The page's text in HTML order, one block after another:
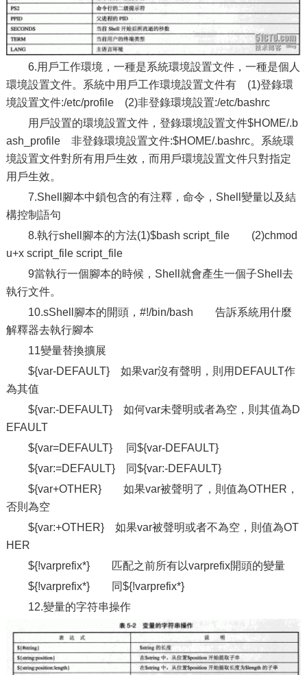
6.用戶工作環境，一種是系統環境設置文件，一種是個人
環境設置文件。系統中用戶工作環境設置文件有 (1)登錄環
境設置文件:/etc/profile (2)非登錄環境設置:/etc/bashrc
用戶設置的環境設置文件，登錄環境設置文件$HOME/.b
ash_profile 非登錄環境設置文件:$HOME/.bashrc。系統環
境設置文件對所有用戶生效，而用戶環境設置文件只對指定
用戶生效。
7.Shell腳本中鎖包含的有注釋，命令，Shell變量以及結
構控制語句
8.執行shell腳本的方法(1)$bash script_file (2)chmod
u+x script_file script_file
9當執行一個腳本的時候，Shell就會產生一個子Shell去
執行文件。
10.sShell腳本的開頭，#!/bin/bash 告訴系統用什麼
解釋器去執行腳本
11變量替換擴展
${var-DEFAULT} 如果var沒有聲明，則用DEFAULT作
為其值
${var:-DEFAULT} 如何var未聲明或者為空，則其值為D
EFAULT
${var=DEFAULT} 同${var-DEFAULT}
${var:=DEFAULT} 同${var:-DEFAULT}
${var+OTHER} 如果var被聲明了，則值為OTHER，
否則為空
${var:+OTHER} 如果var被聲明或者不為空，則值為OT
HER
${!varprefix*} 匹配之前所有以varprefix開頭的變量
${!varprefix*} 同${!varprefix*}
12.變量的字符串操作